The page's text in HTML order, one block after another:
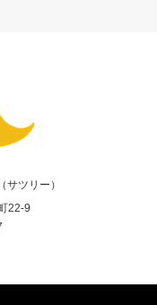
ツリー）
22-9